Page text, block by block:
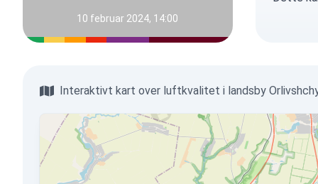
10 februar 2024, 14:00
Interaktivt kart over luftkvalitet i landsby